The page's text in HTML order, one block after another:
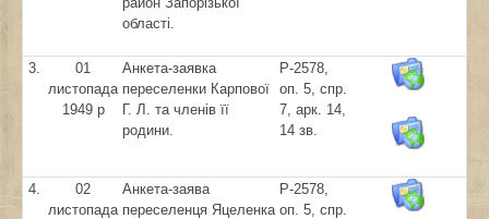
області.
3.
01
листопада
1949 р
Анкета-заявка
переселенки Карпової
Г. Л. та членів її
родини.
Р-2578,
оп. 5, спр.
7, арк. 14,
14 зв.
4.
02
листопада
Анкета-заява
переселенця Яцеленка
Р-2578,
оп. 5, спр.